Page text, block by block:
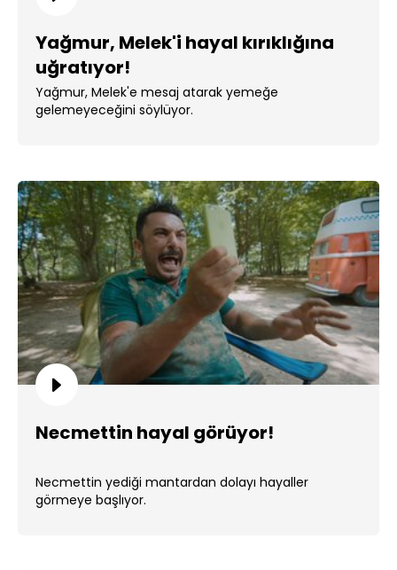
Yağmur, Melek'i hayal kırıklığına
uğratıyor!
Yağmur, Melek'e mesaj atarak yemeğe
gelemeyeceğini söylüyor.
Necmettin hayal görüyor!
Necmettin yediği mantardan dolayı hayaller
görmeye başlıyor.